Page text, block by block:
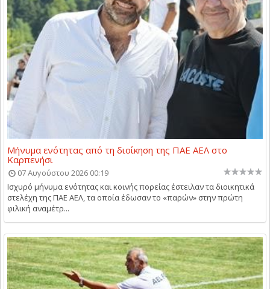
Μήνυμα ενότητας από τη διοίκηση της ΠΑΕ ΑΕΛ στο
Καρπενήσι
07 Αυγούστου 2026 00:19
Ισχυρό μήνυμα ενότητας και κοινής πορείας έστειλαν τα διοικητικά
στελέχη της ΠΑΕ ΑΕΛ, τα οποία έδωσαν το «παρών» στην πρώτη
φιλική αναμέτρ...